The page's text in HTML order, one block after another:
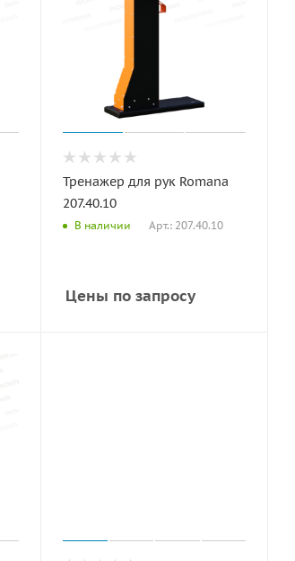
Тренажер для рук Romana
207.40.10
В наличии Арт.: 207.40.10
Цены по запросу